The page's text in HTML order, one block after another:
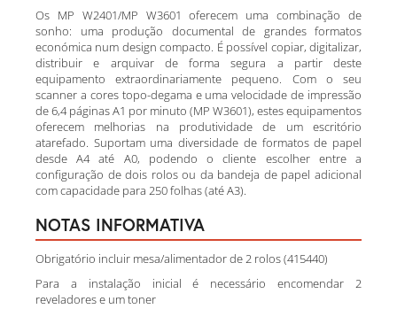
Os MP W2401/MP W3601 oferecem uma combinação de
sonho: uma produção documental de grandes formatos
económica num design compacto. É possível copiar, digitalizar,
distribuir e arquivar de forma segura a partir deste
equipamento extraordinariamente pequeno. Com o seu
scanner a cores topo-degama e uma velocidade de impressão
de 6,4 páginas A1 por minuto (MP W3601), estes equipamentos
oferecem melhorias na produtividade de um escritório
atarefado. Suportam uma diversidade de formatos de papel
desde A4 até A0, podendo o cliente escolher entre a
configuração de dois rolos ou da bandeja de papel adicional
com capacidade para 250 folhas (até A3).
NOTAS INFORMATIVA
Obrigatório incluir mesa/alimentador de 2 rolos (415440)
Para a instalação inicial é necessário encomendar 2
reveladores e um toner